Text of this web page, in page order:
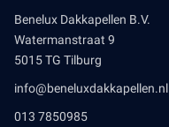
Benelux Dakkapellen B.V.
Watermanstraat 9
5015 TG Tilburg
info@beneluxdakkapellen.nl
013 7850985